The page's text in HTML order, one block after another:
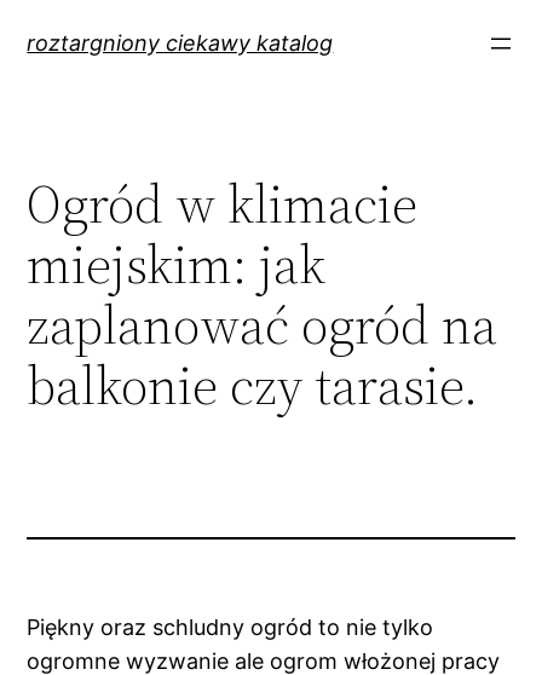
roztargniony ciekawy katalog
Ogród w klimacie
miejskim: jak
zaplanować ogród na
balkonie czy tarasie.
Piękny oraz schludny ogród to nie tylko
ogromne wyzwanie ale ogrom włożonej pracy